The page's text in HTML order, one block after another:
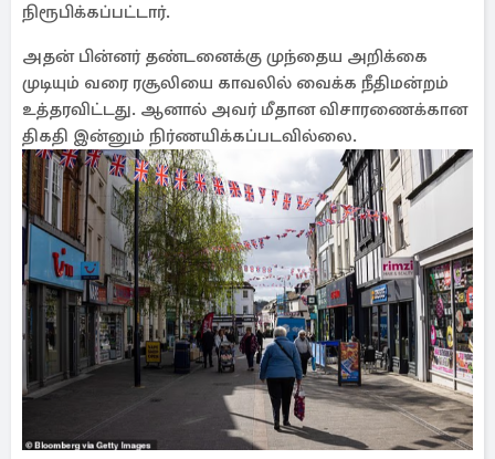
நிரூபிக்கப்பட்டார்.
அதன் பின்னர் தண்டனைக்கு முந்தைய அறிக்கை
முடியும் வரை ரசூலியை காவலில் வைக்க நீதிமன்றம்
உத்தரவிட்டது. ஆனால் அவர் மீதான விசாரணைக்கான
திகதி இன்னும் நிர்ணயிக்கப்படவில்லை.